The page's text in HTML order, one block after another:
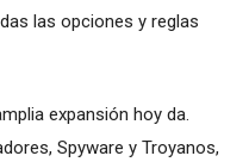
las opciones y reglas
expansión hoy da.
Spyware y Troyanos,